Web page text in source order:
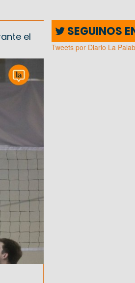
el
SEGUINOS
Tweets por Diario La